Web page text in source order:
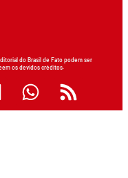
do Brasil de Fato podem ser
os devidos créditos.